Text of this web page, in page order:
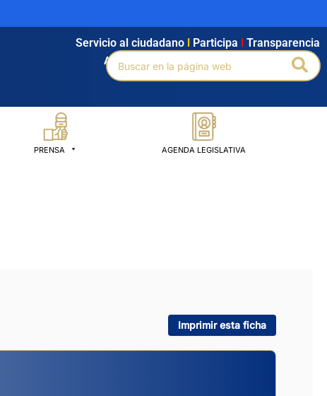
Agendamiento Intranet Búsqueda avanzada
Servicio al ciudadano Participa Transparencia
Buscar
por:
PRENSA AGENDA LEGISLATIVA
Imprimir esta ficha